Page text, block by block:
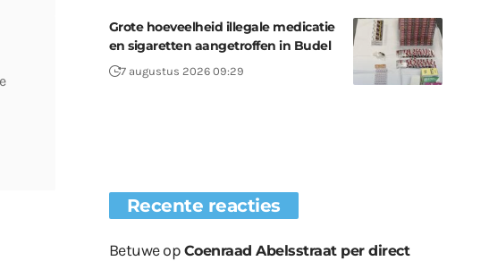
Grote hoeveelheid illegale medicatie
en sigaretten aangetroffen in Budel
7 augustus 2026 09:29
Recente reacties
Betuweop Coenraad Abelsstraat per direct